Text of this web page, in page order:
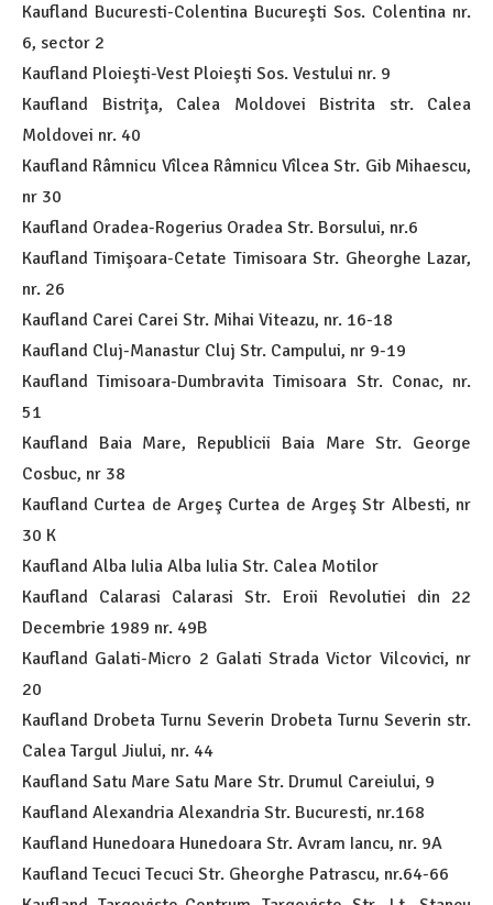
Kaufland Bucuresti-Colentina Bucureşti Sos. Colentina nr.
6, sector 2
Kaufland Ploieşti-Vest Ploieşti Sos. Vestului nr. 9
Kaufland Bistriţa, Calea Moldovei Bistrita str. Calea
Moldovei nr. 40
Kaufland Râmnicu Vîlcea Râmnicu Vîlcea Str. Gib Mihaescu,
nr 30
Kaufland Oradea-Rogerius Oradea Str. Borsului, nr.6
Kaufland Timişoara-Cetate Timisoara Str. Gheorghe Lazar,
nr. 26
Kaufland Carei Carei Str. Mihai Viteazu, nr. 16-18
Kaufland Cluj-Manastur Cluj Str. Campului, nr 9-19
Kaufland Timisoara-Dumbravita Timisoara Str. Conac, nr.
51
Kaufland Baia Mare, Republicii Baia Mare Str. George
Cosbuc, nr 38
Kaufland Curtea de Argeş Curtea de Argeş Str Albesti, nr
30 K
Kaufland Alba Iulia Alba Iulia Str. Calea Motilor
Kaufland Calarasi Calarasi Str. Eroii Revolutiei din 22
Decembrie 1989 nr. 49B
Kaufland Galati-Micro 2 Galati Strada Victor Vilcovici, nr
20
Kaufland Drobeta Turnu Severin Drobeta Turnu Severin str.
Calea Targul Jiului, nr. 44
Kaufland Satu Mare Satu Mare Str. Drumul Careiului, 9
Kaufland Alexandria Alexandria Str. Bucuresti, nr.168
Kaufland Hunedoara Hunedoara Str. Avram Iancu, nr. 9A
Kaufland Tecuci Tecuci Str. Gheorghe Patrascu, nr.64-66